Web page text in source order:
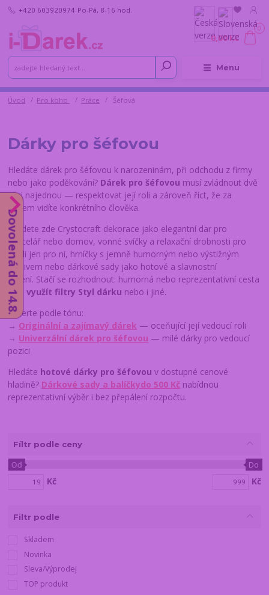
Menu
+420 603920974 Po-Pá, 8-16 hod.
0
0,00 Kč
Úvod Pro koho Práce Šéfová
Dárky pro šéfovou
Hledáte dárek pro šéfovou k narozeninám, při odchodu z firmy
nebo jako poděkování? Dárek pro šéfovou musí zvládnout dvě
věci najednou — respektovat její roli a zároveň říct, že za
titulem vidíte konkrétního člověka.
Najdete zde Crystocraft dekorace jako elegantní dar pro
kancelář nebo domov, vonné svíčky a relaxační drobnosti pro
chvíli jen pro ni, hrníčky s jemně humorným nebo výstižným
motivem nebo dárkové sady jako hotové a slavnostní
řešení. Stačí se rozhodnout: humorná nebo reprezentativní cesta
— avyužít filtry Styl dárku nebo i jiné.
Vyberte podle tónu:
→ Originální a zajímavý dárek — oceňující její vedoucí roli
→ Univerzální dárek pro šéfovou — milé dárky pro vedoucí
pozici
Hledáte hotové dárky pro šéfovou v dostupné cenové
hladině? Dárkové sady a balíčkydo 500 Kč nabídnou
reprezentativní výběr i bez přepálení rozpočtu.
Fíltr podle ceny
Kč
Od Do
Kč
Filtr podle
Skladem
Novinka
Sleva/Výprodej
TOP produkt
Dovolená do 14.8.